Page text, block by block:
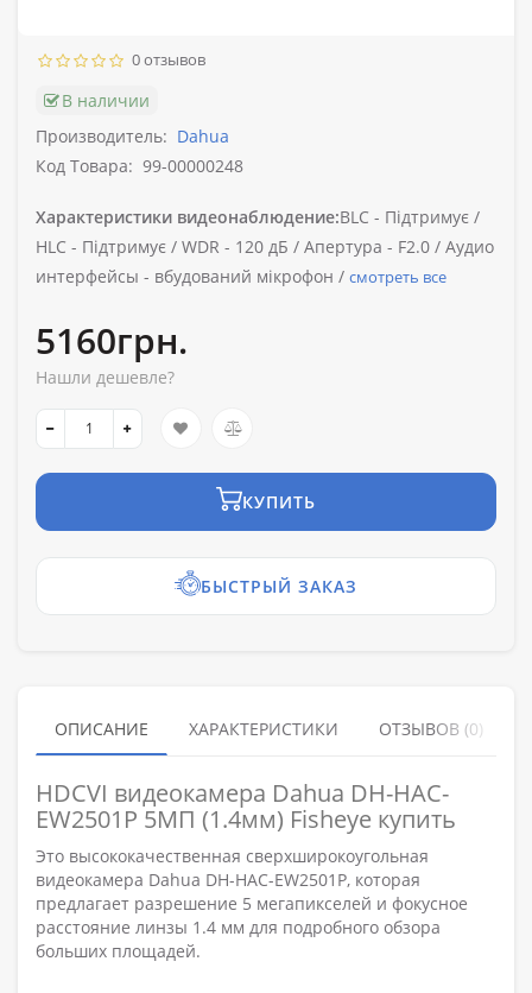
0 отзывов
В наличии
Производитель: Dahua
Код Товара: 99-00000248
Характеристики видеонаблюдение:BLC - Підтримує /
HLC - Підтримує / WDR - 120 дБ / Апертура - F2.0 / Аудио
интерфейсы - вбудований мікрофон / смотреть все
5160грн.
Нашли дешевле?
КУПИТЬ
БЫСТРЫЙ ЗАКАЗ
ОПИСАНИЕ ХАРАКТЕРИСТИКИ ОТЗЫВОВ (0)
HDCVI видеокамера Dahua DH-HAC-
EW2501P 5МП (1.4мм) Fisheye купить
Это высококачественная сверхширокоугольная
видеокамера Dahua DH-HAC-EW2501P, которая
предлагает разрешение 5 мегапикселей и фокусное
расстояние линзы 1.4 мм для подробного обзора
больших площадей.